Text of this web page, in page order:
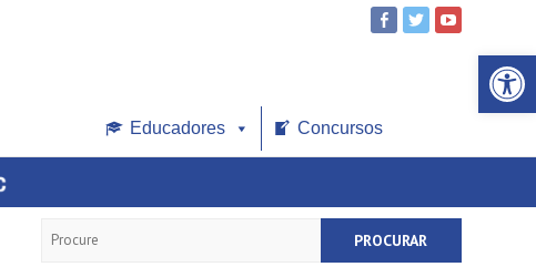
Open toolbar
Educadores Concursos